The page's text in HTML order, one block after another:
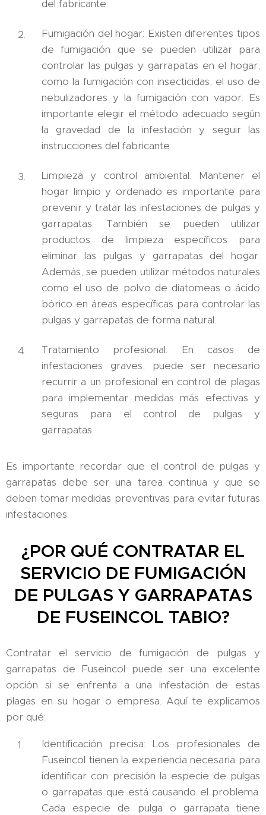
del fabricante.
Fumigación del hogar: Existen diferentes tipos
de fumigación que se pueden utilizar para
controlar las pulgas y garrapatas en el hogar,
como la fumigación con insecticidas, el uso de
nebulizadores y la fumigación con vapor. Es
importante elegir el método adecuado según
la gravedad de la infestación y seguir las
instrucciones del fabricante.
Limpieza y control ambiental: Mantener el
hogar limpio y ordenado es importante para
prevenir y tratar las infestaciones de pulgas y
garrapatas. También se pueden utilizar
productos de limpieza específicos para
eliminar las pulgas y garrapatas del hogar.
Además, se pueden utilizar métodos naturales
como el uso de polvo de diatomeas o ácido
bórico en áreas específicas para controlar las
pulgas y garrapatas de forma natural.
Tratamiento profesional: En casos de
infestaciones graves, puede ser necesario
recurrir a un profesional en control de plagas
para implementar medidas más efectivas y
seguras para el control de pulgas y
garrapatas.
Es importante recordar que el control de pulgas y
garrapatas debe ser una tarea continua y que se
deben tomar medidas preventivas para evitar futuras
infestaciones.
¿POR QUÉ CONTRATAR EL
SERVICIO DE FUMIGACIÓN
DE PULGAS Y GARRAPATAS
DE FUSEINCOL TABIO?
Contratar el servicio de fumigación de pulgas y
garrapatas de Fuseincol puede ser una excelente
opción si se enfrenta a una infestación de estas
plagas en su hogar o empresa. Aquí te explicamos
por qué:
Identificación precisa: Los profesionales de
Fuseincol tienen la experiencia necesaria para
identificar con precisión la especie de pulgas
o garrapatas que está causando el problema.
Cada especie de pulga o garrapata tiene